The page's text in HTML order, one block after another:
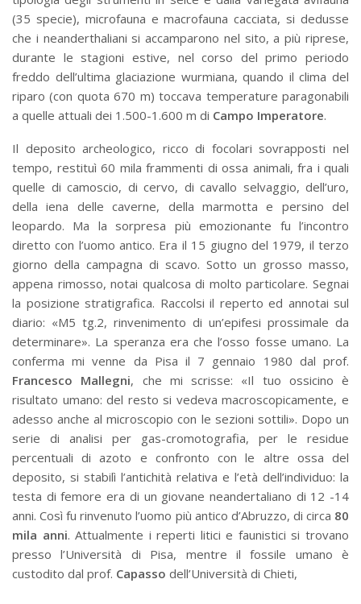
(35 specie), microfauna e macrofauna cacciata, si dedusse
che i neanderthaliani si accamparono nel sito, a più riprese,
durante le stagioni estive, nel corso del primo periodo
freddo dell’ultima glaciazione wurmiana, quando il clima del
riparo (con quota 670 m) toccava temperature paragonabili
a quelle attuali dei 1.500-1.600 m di Campo Imperatore.
Il deposito archeologico, ricco di focolari sovrapposti nel
tempo, restituì 60 mila frammenti di ossa animali, fra i quali
quelle di camoscio, di cervo, di cavallo selvaggio, dell’uro,
della iena delle caverne, della marmotta e persino del
leopardo. Ma la sorpresa più emozionante fu l’incontro
diretto con l’uomo antico. Era il 15 giugno del 1979, il terzo
giorno della campagna di scavo. Sotto un grosso masso,
appena rimosso, notai qualcosa di molto particolare. Segnai
la posizione stratigrafica. Raccolsi il reperto ed annotai sul
diario: «M5 tg.2, rinvenimento di un’epifesi prossimale da
determinare». La speranza era che l’osso fosse umano. La
conferma mi venne da Pisa il 7 gennaio 1980 dal prof.
Francesco Mallegni, che mi scrisse: «Il tuo ossicino è
risultato umano: del resto si vedeva macroscopicamente, e
adesso anche al microscopio con le sezioni sottili». Dopo un
serie di analisi per gas-cromotografia, per le residue
percentuali di azoto e confronto con le altre ossa del
deposito, si stabilì l’antichità relativa e l’età dell’individuo: la
testa di femore era di un giovane neandertaliano di 12 -14
anni. Così fu rinvenuto l’uomo più antico d’Abruzzo, di circa 80
mila anni. Attualmente i reperti litici e faunistici si trovano
presso l’Università di Pisa, mentre il fossile umano è
custodito dal prof. Capasso dell’Università di Chieti,